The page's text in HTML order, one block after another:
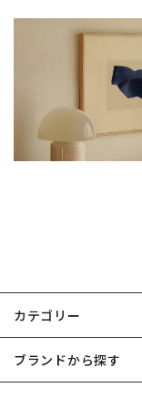
カテゴリー
ブランドから探す